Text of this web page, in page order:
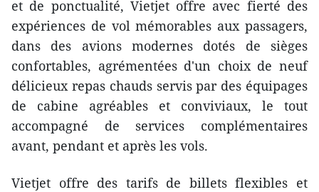
et de ponctualité, Vietjet offre avec fierté des
expériences de vol mémorables aux passagers,
dans des avions modernes dotés de sièges
confortables, agrémentées d'un choix de neuf
délicieux repas chauds servis par des équipages
de cabine agréables et conviviaux, le tout
accompagné de services complémentaires
avant, pendant et après les vols.
Vietjet offre des tarifs de billets flexibles et